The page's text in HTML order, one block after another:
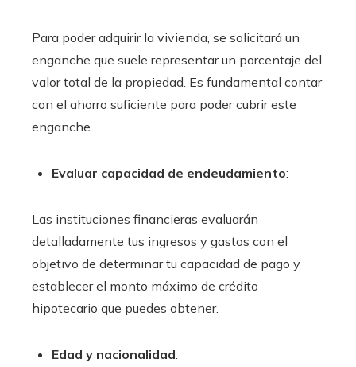
Para poder adquirir la vivienda, se solicitará un
enganche que suele representar un porcentaje del
valor total de la propiedad. Es fundamental contar
con el ahorro suficiente para poder cubrir este
enganche.
Evaluar capacidad de endeudamiento:
Las instituciones financieras evaluarán
detalladamente tus ingresos y gastos con el
objetivo de determinar tu capacidad de pago y
establecer el monto máximo de crédito
hipotecario que puedes obtener.
Edad y nacionalidad: